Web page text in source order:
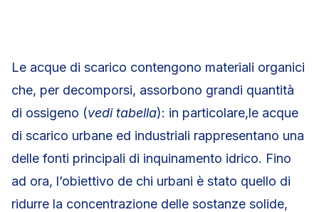
Le acque di scarico contengono materiali organici
che, per decomporsi, assorbono grandi quantità
di ossigeno (vedi tabella): in particolare,le acque
di scarico urbane ed industriali rappresentano una
delle fonti principali di inquinamento idrico. Fino
ad ora, l’obiettivo de chi urbani è stato quello di
ridurre la concentrazione delle sostanze solide,